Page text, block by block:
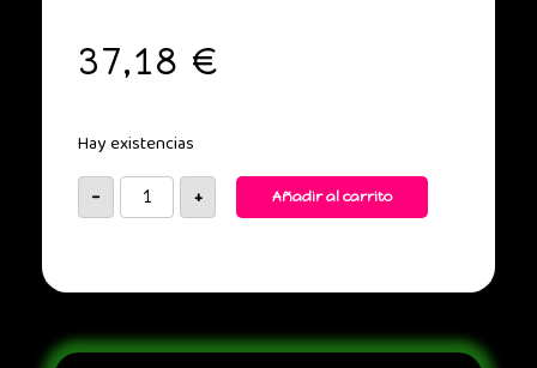
37,18 €
Hay existencias
- + Añadir al carrito